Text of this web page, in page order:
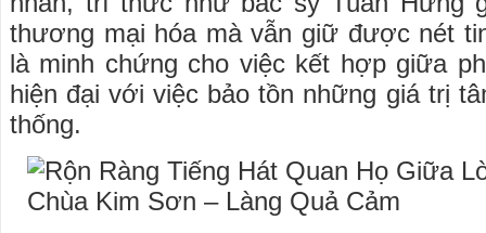
thương mại hóa mà vẫn giữ được nét
là minh chứng cho việc kết hợp giữa
hiện đại với việc bảo tồn những giá trị
thống.